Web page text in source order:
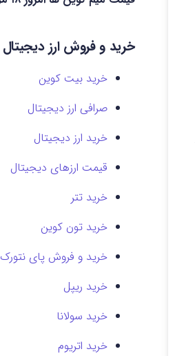
خرید و فروش ارز دیجیتال
خرید بیت کوین
صرافی ارز دیجیتال
خرید ارز دیجیتال
قیمت ارزهای دیجیتال
خرید تتر
خرید تون کوین
خرید و فروش پای نتورک
خرید ریپل
خرید سولانا
خرید اتریوم